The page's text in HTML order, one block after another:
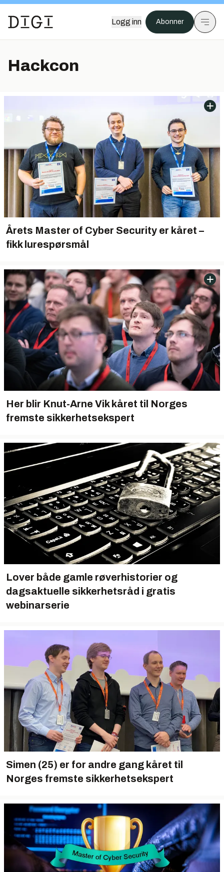
Logg inn Abonner
Hackcon
Årets Master of Cyber Security er kåret –
fikk lurespørsmål
Her blir Knut-Arne Vik kåret til Norges
fremste sikkerhetsekspert
Lover både gamle røverhistorier og
dagsaktuelle sikkerhets­råd i gratis
webinarserie
Simen (25) er for andre gang kåret til
Norges fremste sikkerhetsekspert